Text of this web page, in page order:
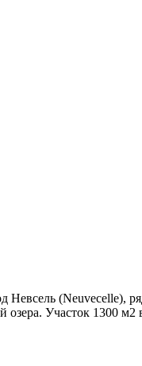
(Neuvecelle),
Участок 1300